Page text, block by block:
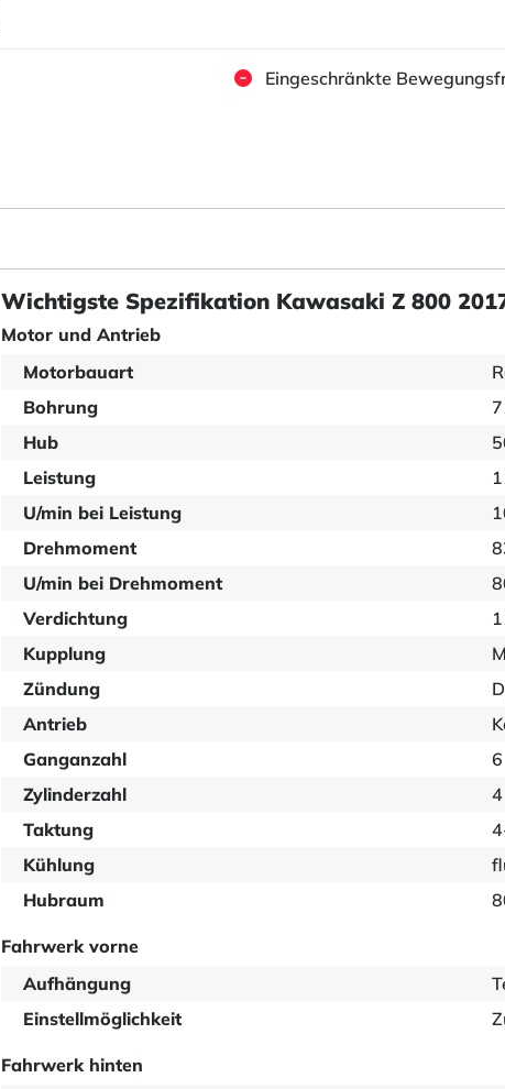
Eingeschränkte
Wichtigste Spezifikation Kawasaki Z 800
Motor und Antrieb
Motorbauart
Bohrung
Hub
Leistung
U/min bei Leistung
Drehmoment
U/min bei Drehmoment
Verdichtung
Kupplung
Zündung
Antrieb
Ganganzahl
6
Zylinderzahl
4
Taktung
Kühlung
Hubraum
Fahrwerk vorne
Aufhängung
Einstellmöglichkeit
Fahrwerk hinten